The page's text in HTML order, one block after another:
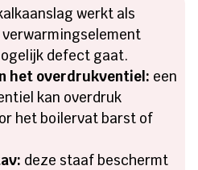
werkt als
defect gaat.
het overdrukventiel: een
kan overdruk
het boilervat barst of
deze staaf beschermt